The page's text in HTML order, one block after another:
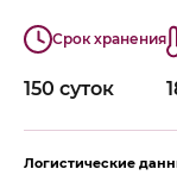
Срок хранения
150 суток
Логистические